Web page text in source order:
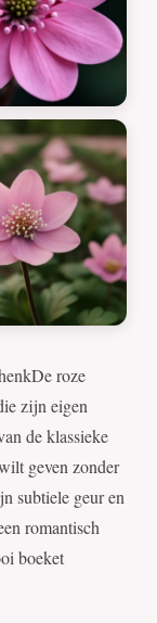
roze
zijn eigen
de klassieke
geven zonder
subtiele geur en
romantisch
boeket